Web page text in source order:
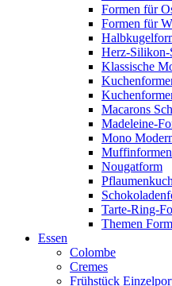
Formen für
Formen für
Herz-Silikon-
Klassische
Macarons
Madeleine-
Mono
Muffinformen
Nougatform
Tarte-Ring-
Themen
Essen
Colombe
Cremes
Frühstück